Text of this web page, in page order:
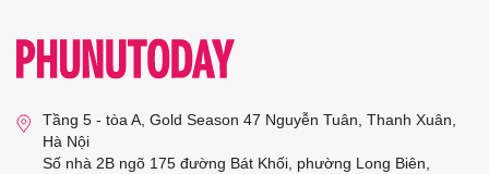
Tầng 5 - tòa A, Gold Season 47 Nguyễn Tuân, Thanh Xuân,
Hà Nội
Số nhà 2B ngõ 175 đường Bát Khối, phường Long Biên,